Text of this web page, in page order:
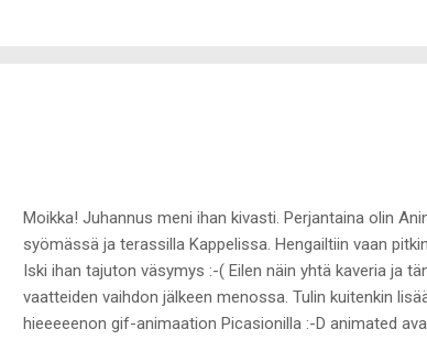
Moikka! Juhannus meni ihan kivasti. Perjantaina olin
syömässä ja terassilla Kappelissa. Hengailtiin vaan
Iski ihan tajuton väsymys :-( Eilen näin yhtä kaveria ja
vaatteiden vaihdon jälkeen menossa. Tulin kuitenkin
hieeeeenon gif-animaation Picasionilla :-D animated